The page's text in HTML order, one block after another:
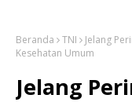
Beranda TNI
Jelang
Kesehatan Umum
Jelang